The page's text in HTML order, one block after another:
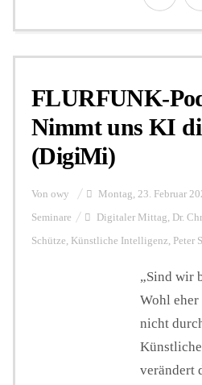
FLURFUNK-
Nimmt uns KI
(DigiMi)
Von owy Montag, 23. Februar
Seminare Digitaler Mittag, Dr.
Schütze, Künstliche Intelligenz, Peter
„Sind wir
Wohl
nicht
verändert